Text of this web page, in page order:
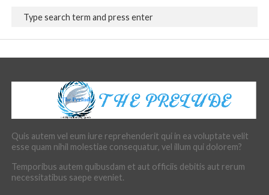
Quis autem vel eum iure reprehenderit qui in ea voluptate velit
esse quam nihil molestiae consequatur, vel illum qui dolorem?
Temporibus autem quibusdam et aut officiis debitis aut rerum
necessitatibus saepe eveniet.